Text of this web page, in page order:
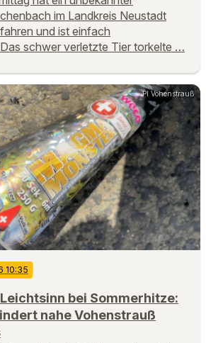
im Landkreis Neustadt
und ist einfach
schwer verletzte Tier torkelte …
PI Vohenstrauß
10:35
bei Sommerhitze:
nahe Vohenstrauß